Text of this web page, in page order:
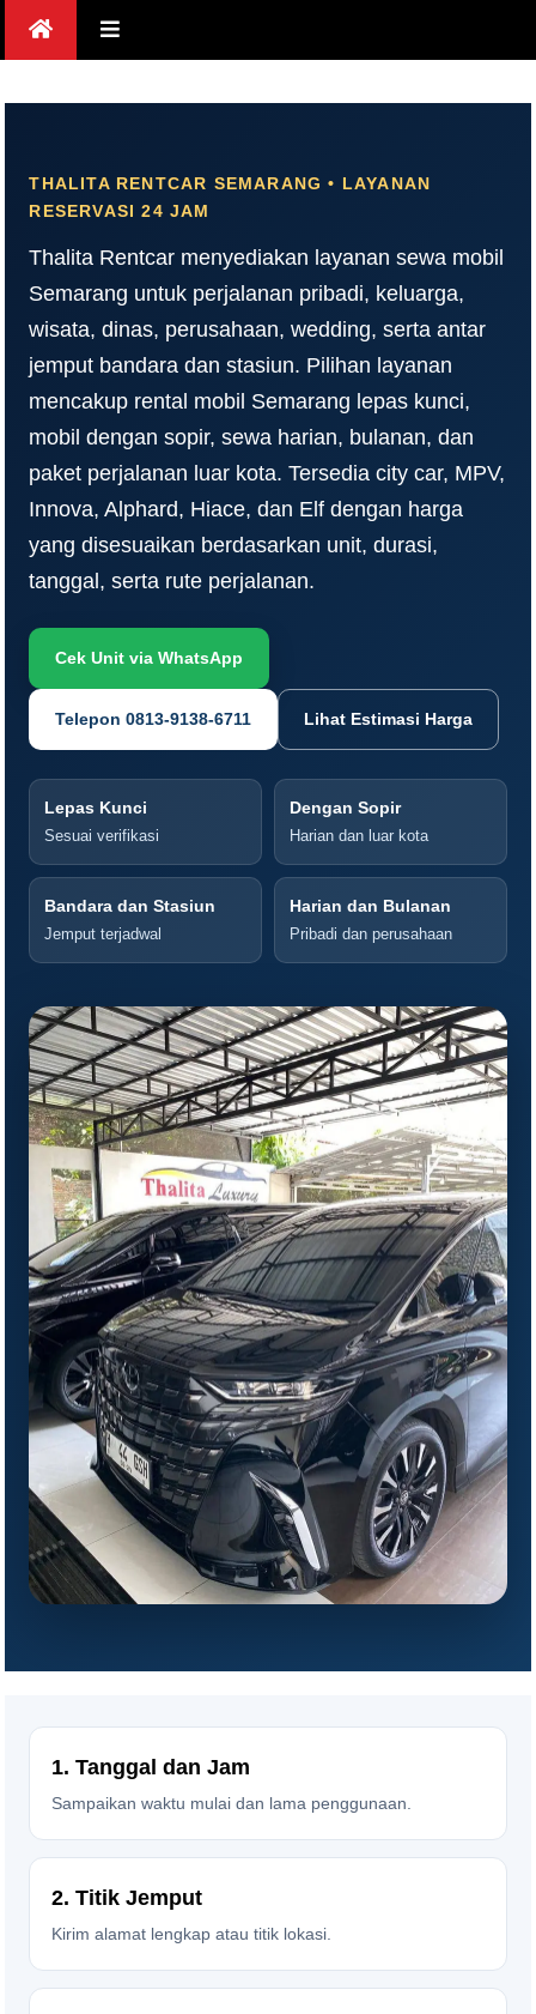
THALITA RENTCAR SEMARANG • LAYANAN
RESERVASI 24 JAM
Thalita Rentcar menyediakan layanan sewa mobil
Semarang untuk perjalanan pribadi, keluarga,
wisata, dinas, perusahaan, wedding, serta antar
jemput bandara dan stasiun. Pilihan layanan
mencakup rental mobil Semarang lepas kunci,
mobil dengan sopir, sewa harian, bulanan, dan
paket perjalanan luar kota. Tersedia city car, MPV,
Innova, Alphard, Hiace, dan Elf dengan harga
yang disesuaikan berdasarkan unit, durasi,
tanggal, serta rute perjalanan.
Cek Unit via WhatsApp
Telepon 0813-9138-6711 Lihat Estimasi Harga
Lepas Kunci
Sesuai verifikasi
Dengan Sopir
Harian dan luar kota
Bandara dan Stasiun
Jemput terjadwal
Harian dan Bulanan
Pribadi dan perusahaan
1. Tanggal dan Jam
Sampaikan waktu mulai dan lama penggunaan.
2. Titik Jemput
Kirim alamat lengkap atau titik lokasi.